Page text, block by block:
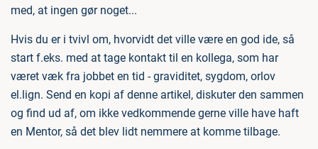
med, at ingen gør noget...
Hvis du er i tvivl om, hvorvidt det ville være en god ide, så
start f.eks. med at tage kontakt til en kollega, som har
været væk fra jobbet en tid - graviditet, sygdom, orlov
el.lign. Send en kopi af denne artikel, diskuter den sammen
og find ud af, om ikke vedkommende gerne ville have haft
en Mentor, så det blev lidt nemmere at komme tilbage.